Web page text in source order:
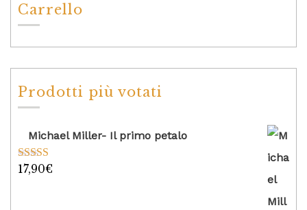
Carrello
Prodotti più votati
Michael Miller- Il primo petalo
Valutato
17,90€